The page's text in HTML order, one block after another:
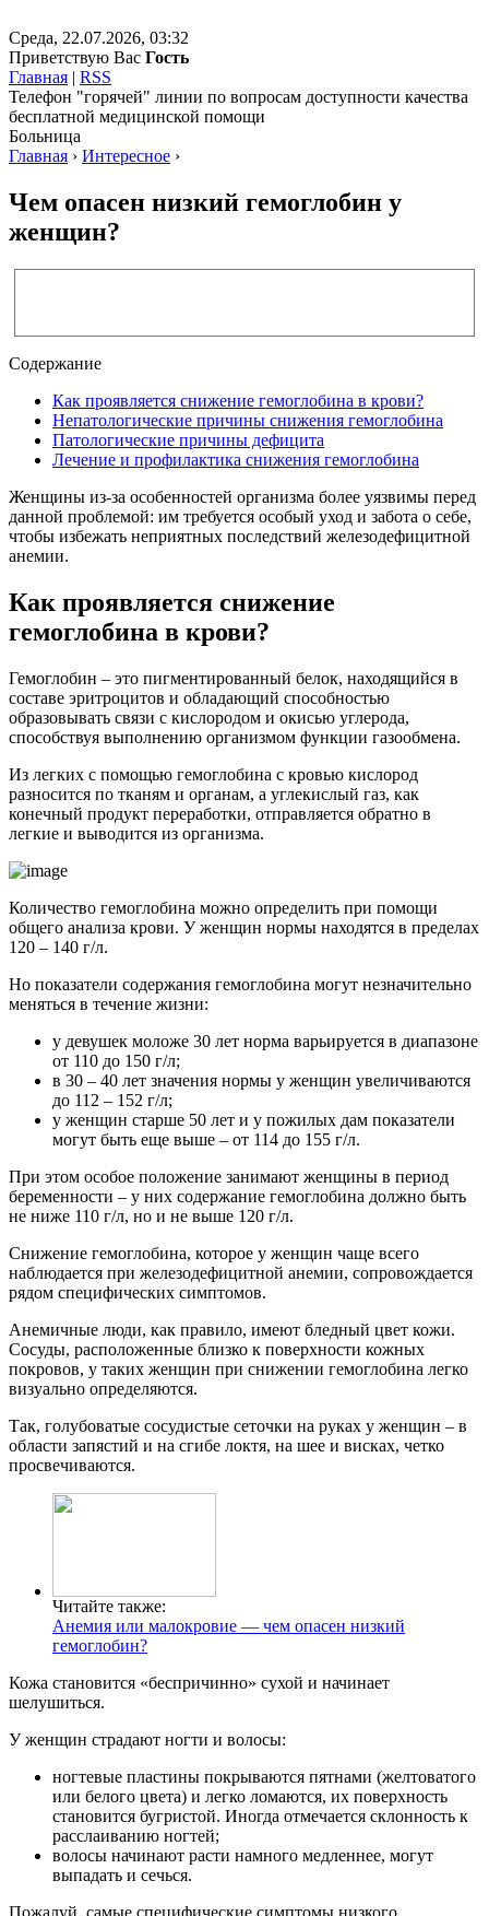
Среда, 22.07.2026, 03:32
Приветствую Вас Гость
Главная | RSS
Телефон "горячей" линии по вопросам доступности качества
бесплатной медицинской помощи
Больница
Главная › Интересное ›
Чем опасен низкий гемоглобин у
женщин?
Содержание
Как проявляется снижение гемоглобина в крови?
Непатологические причины снижения гемоглобина
Патологические причины дефицита
Лечение и профилактика снижения гемоглобина
Женщины из-за особенностей организма более уязвимы перед
данной проблемой: им требуется особый уход и забота о себе,
чтобы избежать неприятных последствий железодефицитной
анемии.
Как проявляется снижение
гемоглобина в крови?
Гемоглобин – это пигментированный белок, находящийся в
составе эритроцитов и обладающий способностью
образовывать связи с кислородом и окисью углерода,
способствуя выполнению организмом функции газообмена.
Из легких с помощью гемоглобина с кровью кислород
разносится по тканям и органам, а углекислый газ, как
конечный продукт переработки, отправляется обратно в
легкие и выводится из организма.
Количество гемоглобина можно определить при помощи
общего анализа крови. У женщин нормы находятся в пределах
120 – 140 г/л.
Но показатели содержания гемоглобина могут незначительно
меняться в течение жизни:
у девушек моложе 30 лет норма варьируется в диапазоне
от 110 до 150 г/л;
в 30 – 40 лет значения нормы у женщин увеличиваются
до 112 – 152 г/л;
у женщин старше 50 лет и у пожилых дам показатели
могут быть еще выше – от 114 до 155 г/л.
При этом особое положение занимают женщины в период
беременности – у них содержание гемоглобина должно быть
не ниже 110 г/л, но и не выше 120 г/л.
Снижение гемоглобина, которое у женщин чаще всего
наблюдается при железодефицитной анемии, сопровождается
рядом специфических симптомов.
Анемичные люди, как правило, имеют бледный цвет кожи.
Сосуды, расположенные близко к поверхности кожных
покровов, у таких женщин при снижении гемоглобина легко
визуально определяются.
Так, голубоватые сосудистые сеточки на руках у женщин – в
области запястий и на сгибе локтя, на шее и висках, четко
просвечиваются.
Читайте также:
Анемия или малокровие — чем опасен низкий
гемоглобин?
Кожа становится «беспричинно» сухой и начинает
шелушиться.
У женщин страдают ногти и волосы:
ногтевые пластины покрываются пятнами (желтоватого
или белого цвета) и легко ломаются, их поверхность
становится бугристой. Иногда отмечается склонность к
расслаиванию ногтей;
волосы начинают расти намного медленнее, могут
выпадать и сечься.
Пожалуй, самые специфические симптомы низкого